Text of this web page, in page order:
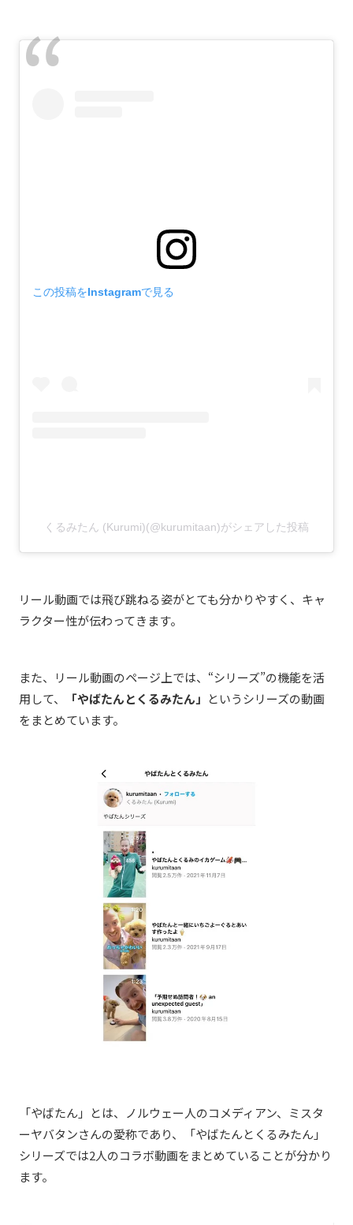
この投稿をInstagramで見る
くるみたん (Kurumi)(@kurumitaan)がシェアした投稿
リール動画では飛び跳ねる姿がとても分かりやすく、キャ
ラクター性が伝わってきます。
また、リール動画のページ上では、“シリーズ”の機能を活
用して、
「やばたんとくるみたん」 というシリーズの動画
をまとめています。
「やばたん」とは、ノルウェー人のコメディアン、ミスタ
ーヤバタンさんの愛称であり、「やばたんとくるみたん」
シリーズでは2人のコラボ動画をまとめていることが分かり
ます。